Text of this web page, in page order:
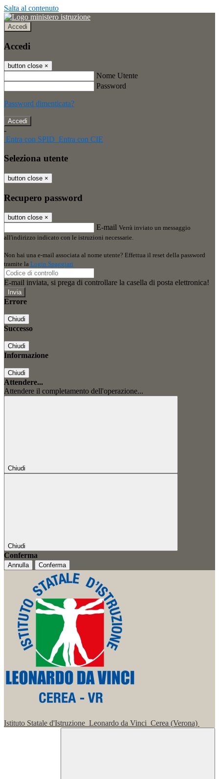
Salta al contenuto
Accedi
Accedi
button close ×
Nome Utente
Password
Password dimenticata?
-
Entra con SPID Entra con CIE
Seleziona utente
button close ×
Recupero password
button close ×
E-mail Verrà inviato un messaggio
all'indirizzo indicato con le istruzioni necessarie.
Non hai una e-mail associata al nome utente? Effettua il reset della password
tramite la Login Spaggiari
E-mail inviata, si prega di controllare la casella di posta elettronica!
Errore
Chiudi
Successo
Chiudi
Informazione
Chiudi
Attendere...
Attendere il completamento dell'operazione...
Chiudi
Chiudi
Conferma
Annulla Conferma
Istituto Statale d'Istruzione Leonardo da Vinci Cerea (Verona)